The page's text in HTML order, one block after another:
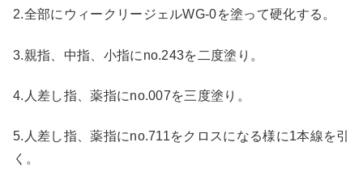
2.全部にウィークリージェルWG-0を塗って硬化する。
3.親指、中指、小指にno.243を二度塗り。
4.人差し指、薬指にno.007を三度塗り。
5.人差し指、薬指にno.711をクロスになる様に1本線を引
く。